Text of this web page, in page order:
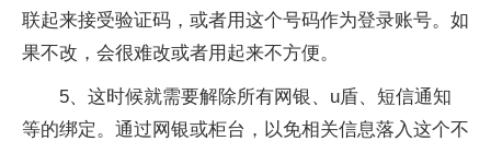
联起来接受验证码，或者用这个号码作为登录账号。如
果不改，会很难改或者用起来不方便。
5、这时候就需要解除所有网银、u盾、短信通知
等的绑定。通过网银或柜台，以免相关信息落入这个不